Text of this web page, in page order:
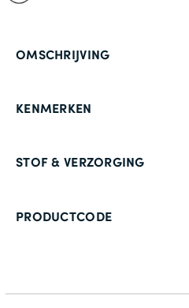
KENMERKEN
OMSCHRIJVING
STOF & VERZORGING
PRODUCTCODE